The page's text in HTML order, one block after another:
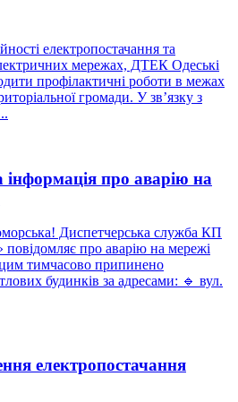
електропостачання та
мережах, ДТЕК Одеські
профілактичні роботи в межах
громади. У зв’язку з
про аварію на
Диспетчерська служба КП
про аварію на мережі
тимчасово припинено
будинків за адресами: 🔹 вул.
електропостачання